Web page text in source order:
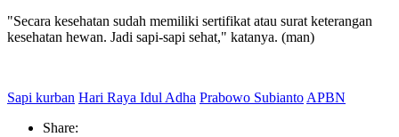
"Secara kesehatan sudah memiliki sertifikat atau surat keterangan
kesehatan hewan. Jadi sapi-sapi sehat," katanya. (man)
Sapi kurban Hari Raya Idul Adha Prabowo Subianto APBN
Share: